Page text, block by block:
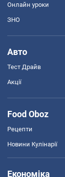
Онлайн уроки
ЗНО
Авто
Тест Драйв
Акції
Food Oboz
Рецепти
Новини Кулінарії
Економіка